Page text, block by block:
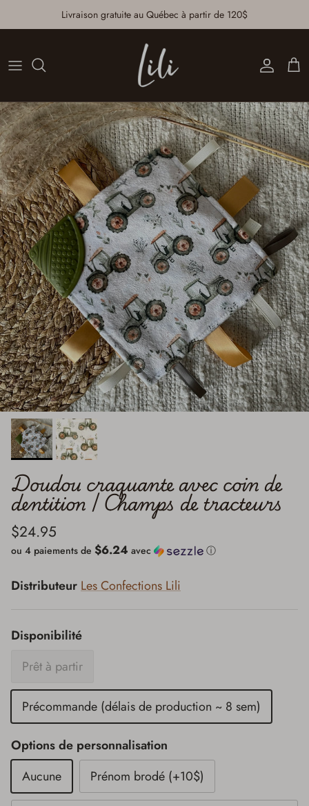
Aller au contenuLivraison gratuite au Québec à partir de 120$
Compte
Doudou craquante avec coin de
dentition | Champs de tracteurs
$24.95
ou 4 paiements de $6.24 avec ⓘ
Distributeur Les Confections Lili
Disponibilité
Prêt à partir
Précommande (délais de production ~ 8 sem)
Options de personnalisation
Aucune
Prénom brodé (+10$)